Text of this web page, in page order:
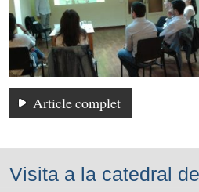
Article complet
Visita a la catedral